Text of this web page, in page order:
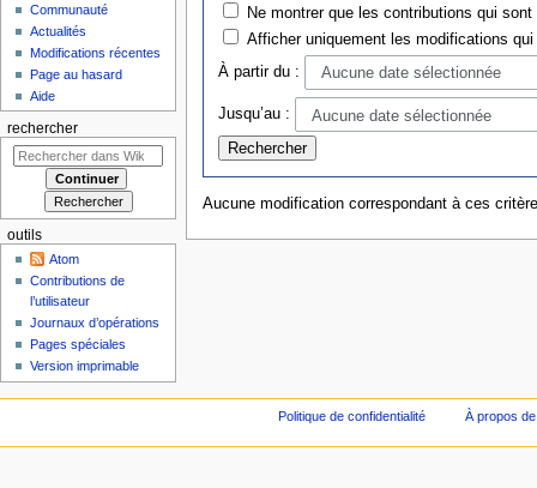
Ne montrer que les contributions qui
Afficher uniquement les modifications
À partir du :
Aucune date sélectionnée
Jusqu’au : Aucune date sélectionnée
Aucune modification correspondant à ces
Communauté
Actualités
Modifications récentes
Page au hasard
Aide
rechercher
outils
Atom
Contributions de
l’utilisateur
Journaux d’opérations
Pages spéciales
Version imprimable
Politique de confidentialité À propos